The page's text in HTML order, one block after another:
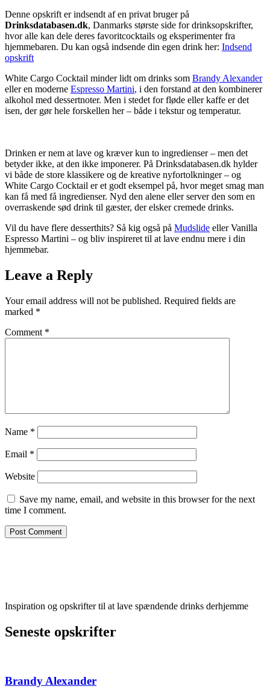
Denne opskrift er indsendt af en privat bruger på
Drinksdatabasen.dk, Danmarks største side for drinksopskrifter,
hvor alle kan dele deres favoritcocktails og eksperimenter fra
hjemmebaren. Du kan også indsende din egen drink her: Indsend
opskrift
White Cargo Cocktail minder lidt om drinks som Brandy Alexander
eller en moderne Espresso Martini, i den forstand at den kombinerer
alkohol med dessertnoter. Men i stedet for fløde eller kaffe er det
isen, der gør hele forskellen her – både i tekstur og temperatur.
Drinken er nem at lave og kræver kun to ingredienser – men det
betyder ikke, at den ikke imponerer. På Drinksdatabasen.dk hylder
vi både de store klassikere og de kreative nyfortolkninger – og
White Cargo Cocktail er et godt eksempel på, hvor meget smag man
kan få med få ingredienser. Nyd den alene eller server den som en
overraskende sød drink til gæster, der elskercremede drinks.
Vil du have flere desserthits? Så kig også på Mudslide ellerVanilla
Espresso Martini – og bliv inspireret til at lave endnu mere i din
hjemmebar.
Leave a Reply
Your email address will not be published. Required fields are
marked *
Comment *
Name *
Email *
Website
Save my name, email, and website in this browser for the next
time I comment.
Inspiration og opskrifter til at lave spændende drinks derhjemme
Seneste opskrifter
Brandy Alexander